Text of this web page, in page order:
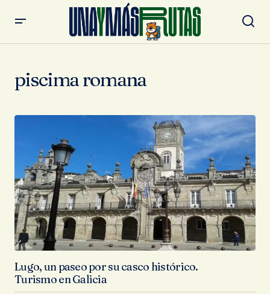
piscima romana
Lugo, un paseo por su casco histórico.
Turismo en Galicia